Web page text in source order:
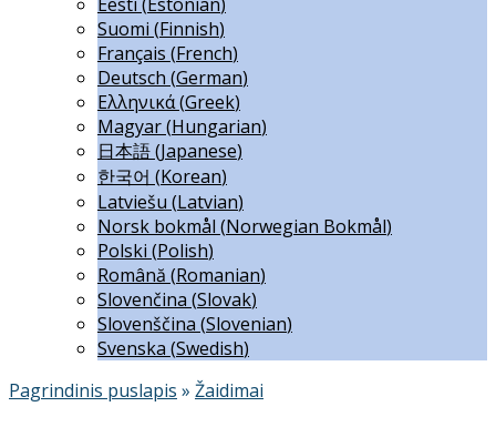
Suomi (Finnish)
Français (French)
Deutsch (German)
Ελληνικά(Greek)
Magyar(Hungarian)
日本語(Japanese)
한국어 (Korean)
Latviešu (Latvian)
Norsk bokmål (Norwegian Bokmål)
Polski (Polish)
Română (Romanian)
Slovenčina (Slovak)
Slovenščina (Slovenian)
Svenska (Swedish)
Pagrindinis puslapis » Žaidimai